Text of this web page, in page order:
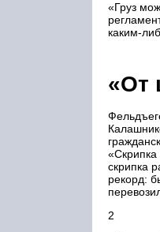
«Груз
каким-
«От
скрипка
рекорд:
2